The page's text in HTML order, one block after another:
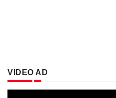
VIDEO AD